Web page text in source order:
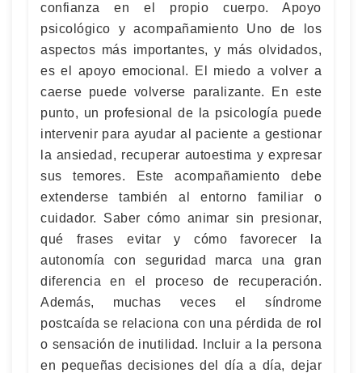
confianza en el propio cuerpo. Apoyo
psicológico y acompañamiento Uno de los
aspectos más importantes, y más olvidados,
es el apoyo emocional. El miedo a volver a
caerse puede volverse paralizante. En este
punto, un profesional de la psicología puede
intervenir para ayudar al paciente a gestionar
la ansiedad, recuperar autoestima y expresar
sus temores. Este acompañamiento debe
extenderse también al entorno familiar o
cuidador. Saber cómo animar sin presionar,
qué frases evitar y cómo favorecer la
autonomía con seguridad marca una gran
diferencia en el proceso de recuperación.
Además, muchas veces el síndrome
postcaída se relaciona con una pérdida de rol
o sensación de inutilidad. Incluir a la persona
en pequeñas decisiones del día a día, dejar